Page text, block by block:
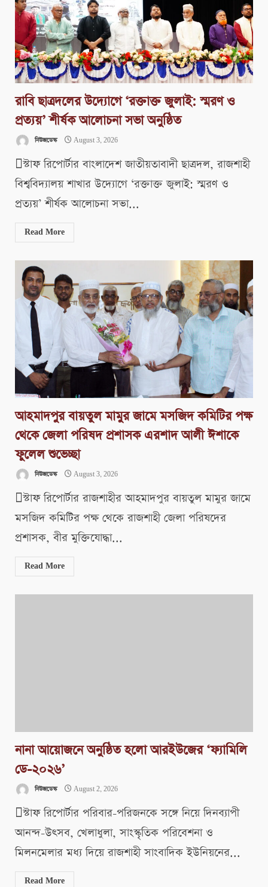
রাবি ছাত্রদলের উদ্যোগে ‘রক্তাক্ত জুলাই: স্মরণ ও
প্রত্যয়’ শীর্ষক আলোচনা সভা অনুষ্ঠিত
নিউজডেস্ক August 3, 2026
স্টাফ রিপোর্টার বাংলাদেশ জাতীয়তাবাদী ছাত্রদল, রাজশাহী
বিশ্ববিদ্যালয় শাখার উদ্যোগে ‘রক্তাক্ত জুলাই: স্মরণ ও
প্রত্যয়’ শীর্ষক আলোচনা সভা...
Read More
আহমাদপুর বায়তুল মামুর জামে মসজিদ কমিটির পক্ষ
থেকে জেলা পরিষদ প্রশাসক এরশাদ আলী ঈশাকে
ফুলেল শুভেচ্ছা
নিউজডেস্ক August 3, 2026
স্টাফ রিপোর্টার রাজশাহীর আহমাদপুর বায়তুল মামুর জামে
মসজিদ কমিটির পক্ষ থেকে রাজশাহী জেলা পরিষদের
প্রশাসক, বীর মুক্তিযোদ্ধা...
Read More
নানা আয়োজনে অনুষ্ঠিত হলো আরইউজের ‘ফ্যামিলি
ডে-২০২৬’
নিউজডেস্ক August 2, 2026
স্টাফ রিপোর্টার পরিবার-পরিজনকে সঙ্গে নিয়ে দিনব্যাপী
আনন্দ-উৎসব, খেলাধুলা, সাংস্কৃতিক পরিবেশনা ও
মিলনমেলার মধ্য দিয়ে রাজশাহী সাংবাদিক ইউনিয়নের...
Read More